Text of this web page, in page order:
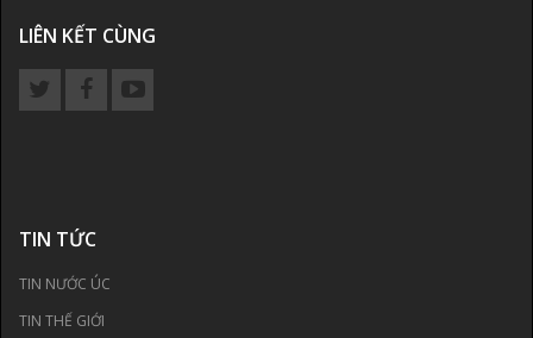
LIÊN KẾT CÙNG
TIN TỨC
TIN NƯỚC ÚC
TIN THẾ GIỚI